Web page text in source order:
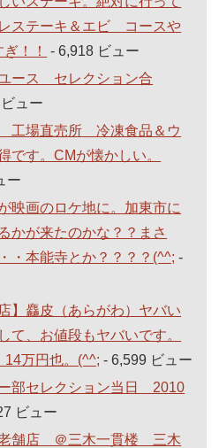
ステーキ＆エビ コースや
！！
- 6,918 ビュー
ース セレクション合
ュー
工場直売所 冷凍食品＆ウ
です。CMが懐かしい。
ー
映画のロケ地に。加東市に
かが来たのかな？？まさ
・本能寺とか？？？？(^^; -
】麤皮（あらがわ）ヤバい
て、お値段もヤバいです。
14万円也。(^^; - 6,599 ビュー
部セレクション当日 2010
ビュー
老舗店 ＠三木一貫楼 三木